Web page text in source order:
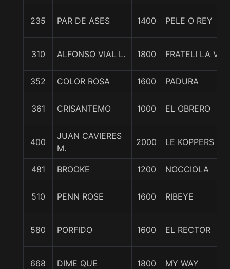
235 PAR DE ASES 1400 PELE O REY
310 ALFONSO VIAL L. 1800 FRATELI LA
352 COLOR ROSA 1600 PADURA
361 CRISANTEMO 1000 EL OBRERO
400
JUAN CAVIERES
M.
2000 LE KOPPERS
481 BROOKE 1200 NOCCIOLA
510 PENN ROSE 1600 RIBEYE
580 PORFIDO 1600 EL RECTOR
668 DIME QUE 1800 MY WAY